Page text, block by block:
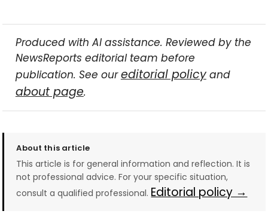
Produced with AI assistance. Reviewed by the
NewsReports editorial team before
publication. See oureditorial policyand
about page.
About this article
This article is for general information and reflection. It is
not professional advice. For your specific situation,
consult a qualified professional. Editorial policy →